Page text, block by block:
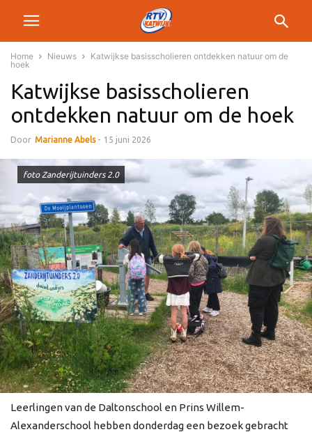
Home Nieuws
Katwijkse basisscholieren ontdekken natuur om de
hoek
Katwijkse basisscholieren
ontdekken natuur om de hoek
Door Marianne Abels - 15 juni 2026
foto Zanderijtuinders 2.0
Leerlingen van de Daltonschool en Prins Willem-
Alexanderschool hebben donderdag een bezoek gebracht